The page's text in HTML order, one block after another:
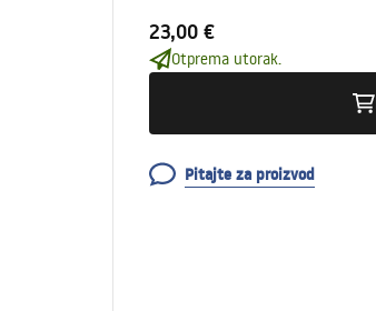
23,00 €
Otprema utorak.
Pitajte za proizvod